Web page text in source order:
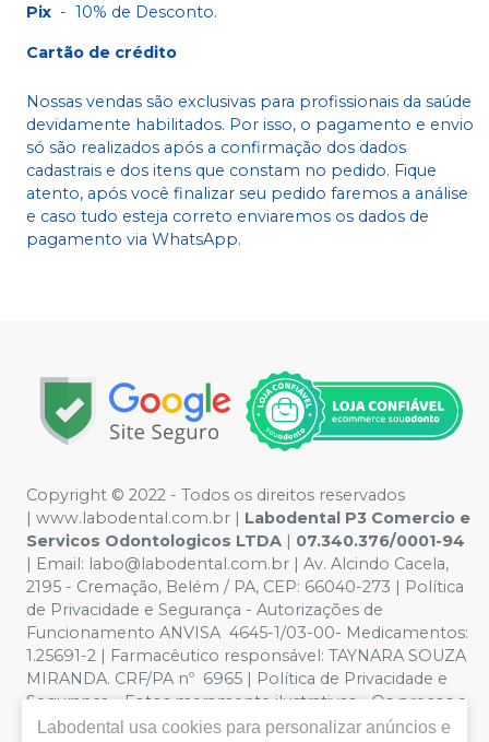
Pix - 10% de Desconto.
Cartão de crédito
Nossas vendas são exclusivas para profissionais da saúde
devidamente habilitados. Por isso, o pagamento e envio
só são realizados após a confirmação dos dados
cadastrais e dos itens que constam no pedido. Fique
atento, após você finalizar seu pedido faremos a análise
e caso tudo esteja correto enviaremos os dados de
pagamento via WhatsApp.
Copyright © 2022 - Todos os direitos reservados
| www.labodental.com.br | Labodental P3 Comercio e
Servicos Odontologicos LTDA | 07.340.376/0001-94
| Email: labo@labodental.com.br | Av. Alcindo Cacela,
2195 - Cremação, Belém / PA, CEP: 66040-273 | Política
de Privacidade e Segurança - Autorizações de
Funcionamento ANVISA 4645-1/03-00- Medicamentos:
1.25691-2 | Farmacêutico responsável: TAYNARA SOUZA
MIRANDA. CRF/PA nº 6965 | Política de Privacidade e
Segurança - Fotos meramente ilustrativas - Os preços e
condições da loja virtual estão sujeitos a alterações. Em
Labodental usa cookies para personalizar anúncios e